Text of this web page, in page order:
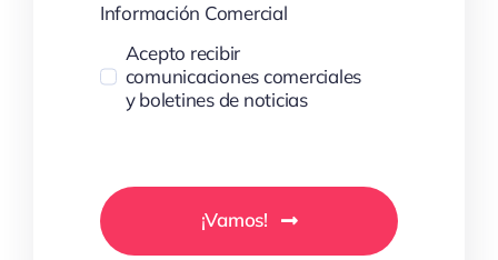
Información Comercial
Acepto recibir
comunicaciones comerciales
y boletines de noticias
¡Vamos!